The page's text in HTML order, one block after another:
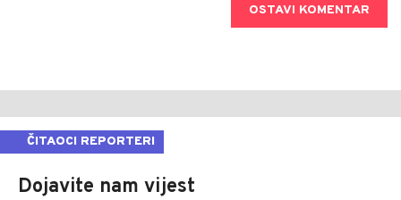
OSTAVI KOMENTAR
ČITAOCI REPORTERI
Dojavite nam vijest